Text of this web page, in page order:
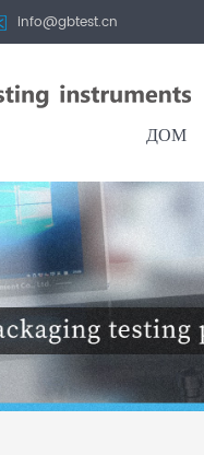
info@gbtest.cn
ДОМ